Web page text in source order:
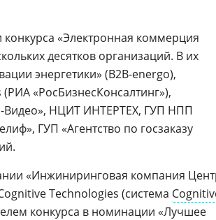
«Электронная коммерция
десятков организаций. В их
энергетики» (B2B-energo),
«РосБизнесКонсалтинг»),
Видео», НЦИТ ИНТЕРТЕХ, ГУП НПП
ГУП «Агентство по госзаказу
«Инжиниринговая компания
Technologies (система
конкурса в номинации «Лучшее